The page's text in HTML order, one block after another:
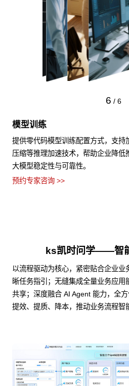
6 / 6
模型训练
提供零代码模型训练配置方式，支持
压缩等推理加速技术，帮助企业降低
大模型稳定性与可靠性。
预约专家咨询 >>
ks凯时问学——智
以流程驱动为核心，紧密贴合企业业
晰任务指引；无缝集成全量业务应用
共享；深度融合 AI Agent 能力，全
提效、提质、降本，推动业务流程智